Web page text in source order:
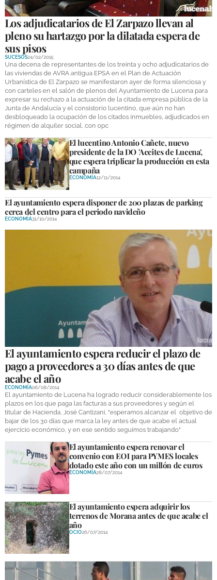
Los adjudicatarios de El Zarpazo llevan al
pleno su hartazgo por la dilatada espera de
sus pisos
SUCESOS24/02/2015
Una decena de representantes de los treinta y ocho adjudicatarios de
las viviendas de AVRA antigua EPSA en el Plan de Actuación
Urbanística de El Zarpazo se manifestaron ayer de forma silenciosa y
con carteles en el salón de plenos del Ayuntamiento de Lucena para
expresar su rechazo a la actuación de la citada empresa pública de la
Junta de Andalucía y el consistorio lucentino, que aún no han
desbloqueado la ocupación de los citados inmuebles, adjudicados en
régimen de alquiler social, con opc
El lucentino Antonio Cañete, nuevo
presidente de la DO 'Aceites de Lucena',
que espera triplicar la producción en esta
campaña
ECONOMÍA12/11/2014
El ayuntamiento espera disponer de 200 plazas de parking
cerca del centro para el periodo navideño
ECONOMÍA31/10/2014
El ayuntamiento espera reducir el plazo de
pago a proveedores a 30 días antes de que
acabe el año
ECONOMÍA06/08/2014
El ayuntamiento de Lucena ha logrado reducir considerablemente los
plazos en los que paga las facturas a sus proveedores y según el
titular de Hacienda, José Cantizani, "esperamos alcanzar el objetivo de
bajar de los 30 días que marca la ley antes de que acabe el actual
ejercicio económico, y en ese sentido seguimos trabajando"
El ayuntamiento espera renovar el
convenio con EOI para PYMES locales
dotado este año con un millón de euros
ECONOMÍA28/07/2014
El ayuntamiento espera adquirir los
terrenos de Morana antes de que acabe el
año
OCIO26/07/2014